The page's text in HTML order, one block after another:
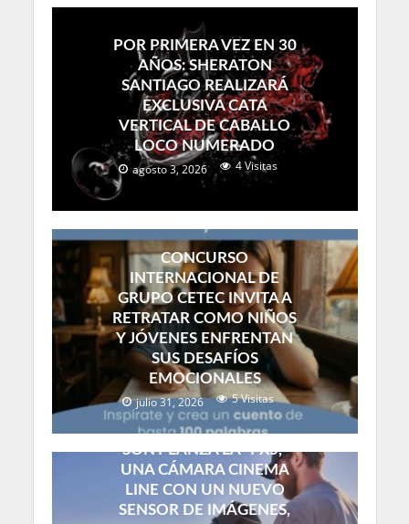
POR PRIMERA VEZ EN 30
AÑOS: SHERATON
SANTIAGO REALIZARÁ
EXCLUSIVA CATA
VERTICAL DE CABALLO
LOCO NUMERADO
agosto 3, 2026 4 Visitas
CONCURSO
INTERNACIONAL DE
GRUPO CETEC INVITA A
RETRATAR COMO NIÑOS
Y JÓVENES ENFRENTAN
SUS DESAFÍOS
EMOCIONALES
julio 31, 2026 5 Visitas
SONY LANZA LA “FX5,”
UNA CÁMARA CINEMA
LINE CON UN NUEVO
SENSOR DE IMÁGENES,